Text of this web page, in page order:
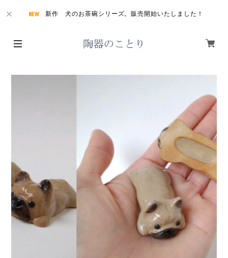
新作 犬のお茶碗シリーズ。販売開始いたしました！